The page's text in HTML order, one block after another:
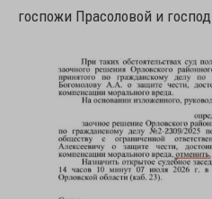
госпожи Прасоловой и